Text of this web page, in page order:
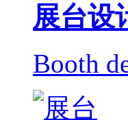
展台设
Booth